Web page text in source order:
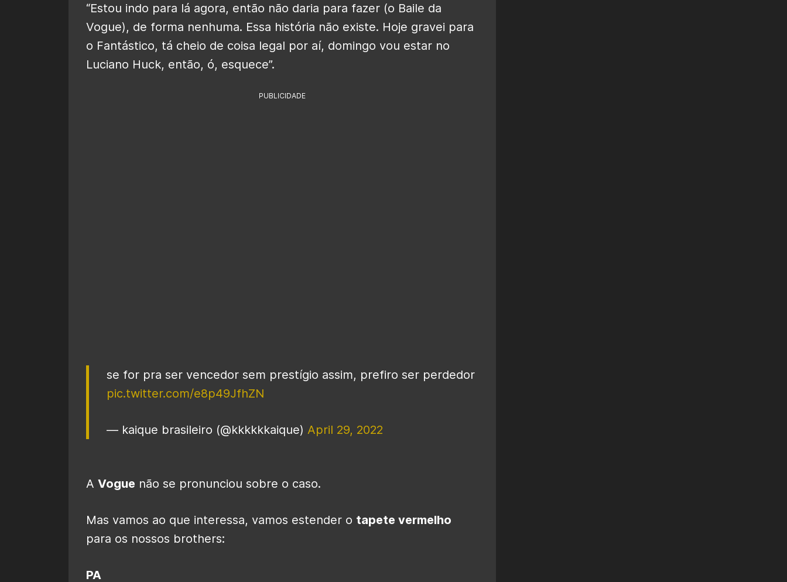
“Estou indo para lá agora, então não daria para fazer (o Baile da
Vogue), de forma nenhuma. Essa história não existe. Hoje gravei para
o Fantástico, tá cheio de coisa legal por aí, domingo vou estar no
Luciano Huck, então, ó, esquece”.
PUBLICIDADE
se for pra ser vencedor sem prestígio assim, prefiro ser perdedor
pic.twitter.com/e8p49JfhZN
— kaique brasileiro (@kkkkkkaique) April 29, 2022
A Vogue não se pronunciou sobre o caso.
Mas vamos ao que interessa, vamos estender o tapete vermelho
para os nossos brothers:
PA